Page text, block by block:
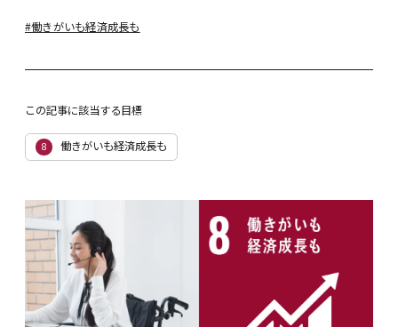
#働きがいも経済成長も
この記事に該当する目標
8 働きがいも経済成長も